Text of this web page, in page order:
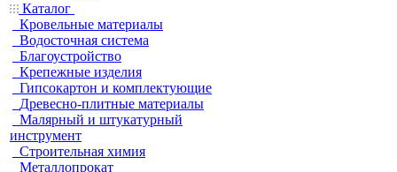
Каталог
Кровельные материалы
Водосточная система
Благоустройство
Крепежные изделия
Гипсокартон и комплектующие
Древесно-плитные материалы
Малярный и штукатурный
инструмент
Строительная химия
Металлопрокат